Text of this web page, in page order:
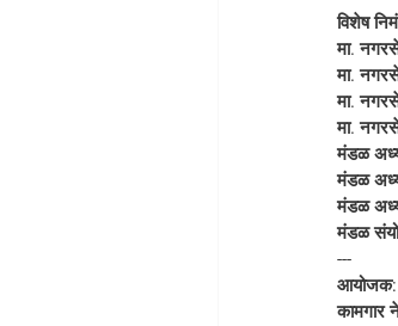
विशेष
मा.
मा.
मा.
मा.
मंडळ
मंडळ
मंडळ
मंडळ
---
आयोजक:
कामगार